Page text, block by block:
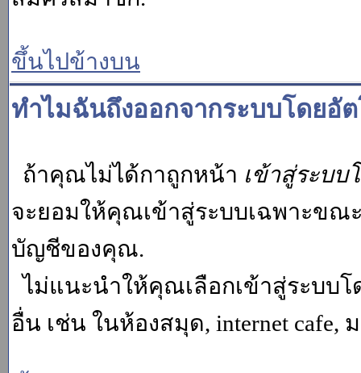
ขึ้นไปข้างบน
ทำไมฉันถึงออกจากระบบโดยอั
ถ้าคุณไม่ได้กาถูกหน้า เข้าสู่ระบ
จะยอมให้คุณเข้าสู่ระบบเฉพาะขณ
บัญชีของคุณ.
ไม่แนะนำให้คุณเลือกเข้าสู่ระบบ
อื่น เช่น ในห้องสมุด, internet cafe,